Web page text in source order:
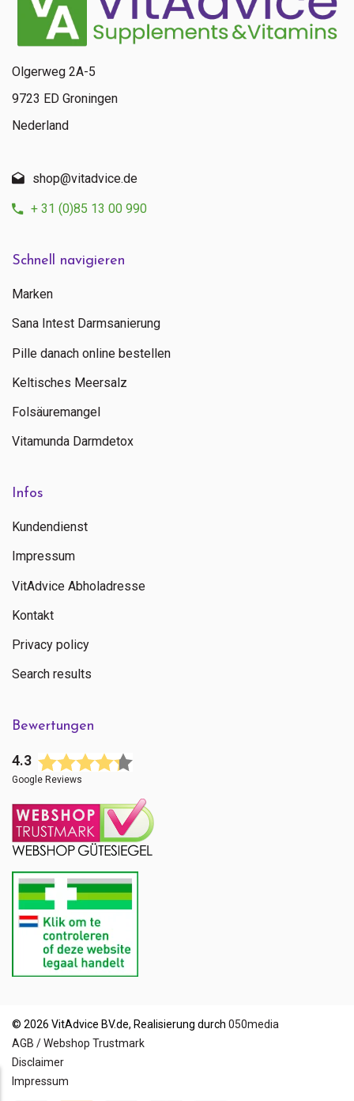
Schnell navigieren
Marken
Sana Intest Darmsanierung
Pille danach online bestellen
Keltisches Meersalz
Folsäuremangel
Vitamunda Darmdetox
Infos
Kundendienst
Impressum
VitAdvice Abholadresse
Kontakt
Privacy policy
Search results
Bewertungen
4.3
Google Reviews
Olgerweg 2A-5
9723 ED Groningen
Nederland
shop@vitadvice.de
+ 31 (0)85 13 00 990
© 2026 VitAdvice BV.de, Realisierung durch 050media
AGB / Webshop Trustmark
Disclaimer
Impressum